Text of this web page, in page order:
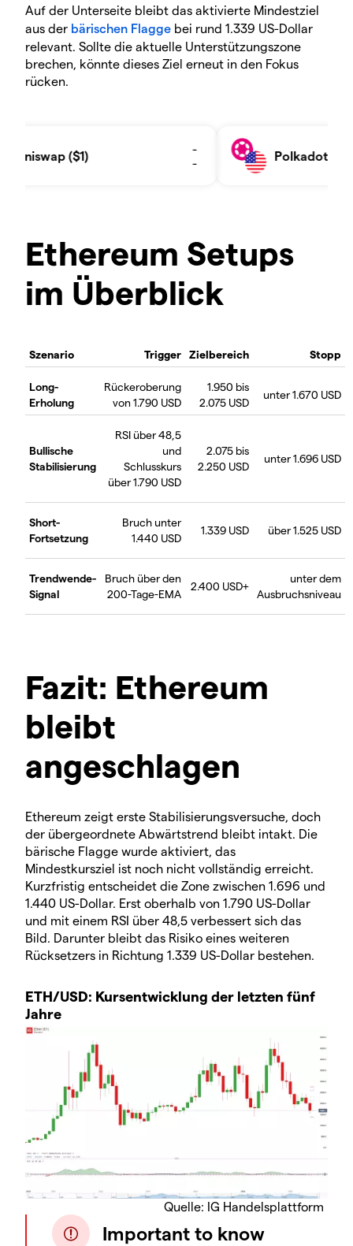
Auf der Unterseite bleibt das aktivierte Mindestziel
aus der bärischen Flagge bei rund 1.339 US-Dollar
relevant. Sollte die aktuelle Unterstützungszone
brechen, könnte dieses Ziel erneut in den Fokus
rücken.
Ethereum Setups
im Überblick
Szenario Trigger Zielbereich Stopp
Long-
Erholung
Rückeroberung
von 1.790 USD
1.950 bis
2.075 USD
unter 1.670 USD
Bullische
Stabilisierung
RSI über 48,5
und
Schlusskurs
über 1.790 USD
2.075 bis
2.250 USD
unter 1.696 USD
Short-
Fortsetzung
Bruch unter
1.440 USD
1.339 USD über 1.525 USD
Trendwende-
Signal
Bruch über den
200-Tage-EMA
2.400 USD+
unter dem
Ausbruchsniveau
Fazit: Ethereum
bleibt
angeschlagen
Ethereum zeigt erste Stabilisierungsversuche, doch
der übergeordnete Abwärtstrend bleibt intakt. Die
bärische Flagge wurde aktiviert, das
Mindestkursziel ist noch nicht vollständig erreicht.
Kurzfristig entscheidet die Zone zwischen 1.696 und
1.440 US-Dollar. Erst oberhalb von 1.790 US-Dollar
und mit einem RSI über 48,5 verbessert sich das
Bild. Darunter bleibt das Risiko eines weiteren
Rücksetzers in Richtung 1.339 US-Dollar bestehen.
ETH/USD: Kursentwicklung der letzten fünf
Jahre
Quelle: IG Handelsplattform
Important to know